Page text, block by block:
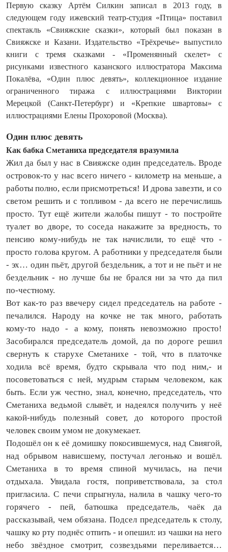
Первую сказку Артём Силкин записал в 2013 году, в
следующем году ижевский театр‑студия «Птица» поставил
спектакль «Свияжские сказки», который был показан в
Свияжске и Казани. Издательство «Трёхречье» выпустило
книги с тремя сказками - «Променянный скелет» с
рисунками известного казанского иллюстратора Максима
Покалёва, «Один плюс девять», коллекционное издание
ограниченного тиража с иллюстрациями Виктории
Мерецкой (Санкт-Петербург) и «Крепкие швартовы» с
иллюстрациями Елены Прохоровой (Москва).
Один плюс девять
Как бабка Сметаниха председателя вразумила
Жил да был у нас в Свияжске один председатель. Вроде
островок‑то у нас всего ничего - километр на меньше, а
работы полно, если присмотреться! И дрова завезти, и со
светом решить и с топливом - да всего не перечислишь
просто. Тут ещё жители жалобы пишут - то постройте
туалет во дворе, то соседа накажите за вредность, то
пенсию кому‑нибудь не так начислили, то ещё что -
просто голова кругом. А работники у председателя были
- эх… один пьёт, другой бездельник, а тот и не пьёт и не
бездельник - но лучше бы не брался ни за что да пил
по‑честному.
Вот как‑то раз ввечеру сидел председатель на работе -
печалился. Народу на кочке не так много, работать
кому‑то надо - а кому, понять невозможно просто!
Засобирался председатель домой, да по дороге решил
свернуть к старухе Сметанихе - той, что в платочке
ходила всё время, будто скрывала что под ним,- и
посоветоваться с ней, мудрым старым человеком, как
быть. Если уж честно, знал, конечно, председатель, что
Сметаниха ведьмой слывёт, и надеялся получить у неё
какой‑нибудь полезный совет, до которого простой
человек своим умом не докумекает.
Подошёл он к её домишку покосившемуся, над Свиягой,
над обрывом нависшему, постучал легонько и вошёл.
Сметаниха в то время спиной мучилась, на печи
отдыхала. Увидала гостя, поприветствовала, за стол
пригласила. С печи спрыгнула, налила в чашку чего‑то
горячего - пей, батюшка председатель, чаёк да
рассказывай, чем обязана. Подсел председатель к столу,
чашку ко рту поднёс отпить - и опешил: из чашки на него
небо звёздное смотрит, созвездьями переливается…